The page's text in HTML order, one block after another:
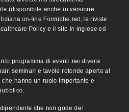
(disponibile anche in versione
on-line Formiche.net, le riviste
Policy e il sito in inglese ed
programma di eventi nei diversi
seminari e tavole rotonde aperte al
hanno un ruolo importante e
che non gode del